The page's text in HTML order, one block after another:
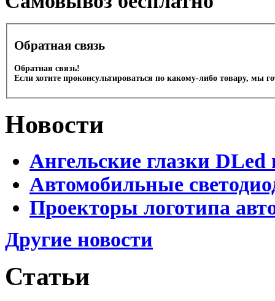
Обратная связь
Обратная связь!
Если хотите проконсультироваться по какому-либо товару, мы
Новости
Ангельские глазки DLed
Автомобильные
Проекторы логотипа
Другие новости
Статьи